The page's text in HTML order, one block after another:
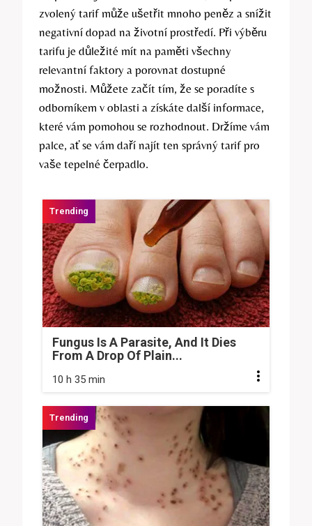
zvolený tarif může ušetřit mnoho peněz a snížit
negativní dopad na životní prostředí. Při výběru
tarifu je důležité mít na paměti všechny
relevantní faktory a porovnat dostupné
možnosti. Můžete začít tím, že se poradíte s
odborníkem v oblasti a získáte další informace,
které vám pomohou se rozhodnout. Držíme vám
palce, ať se vám daří najít ten správný tarif pro
vaše tepelné čerpadlo.
Fungus Is A Parasite, And It Dies
From A Drop Of Plain...
10 h 35 min